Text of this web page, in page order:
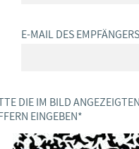
E-MAIL DES
DIE IM BILD
EINGEBEN *